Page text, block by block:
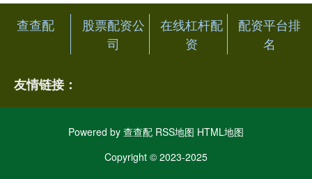
查查配
股票配资公
司
在线杠杆配
资
配资平台排
名
友情链接：
Powered by 查查配 RSS地图 HTML地图
Copyright © 2023-2025